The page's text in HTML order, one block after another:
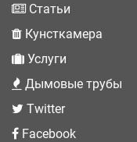
Статьи
Кунсткамера
Услуги
Дымовые трубы
Twitter
Facebook